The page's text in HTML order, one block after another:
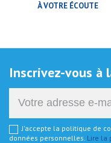
À VOTRE ÉCOUTE
Inscrivez-vous à
J'accepte la politique de
données personnelles. Lire la